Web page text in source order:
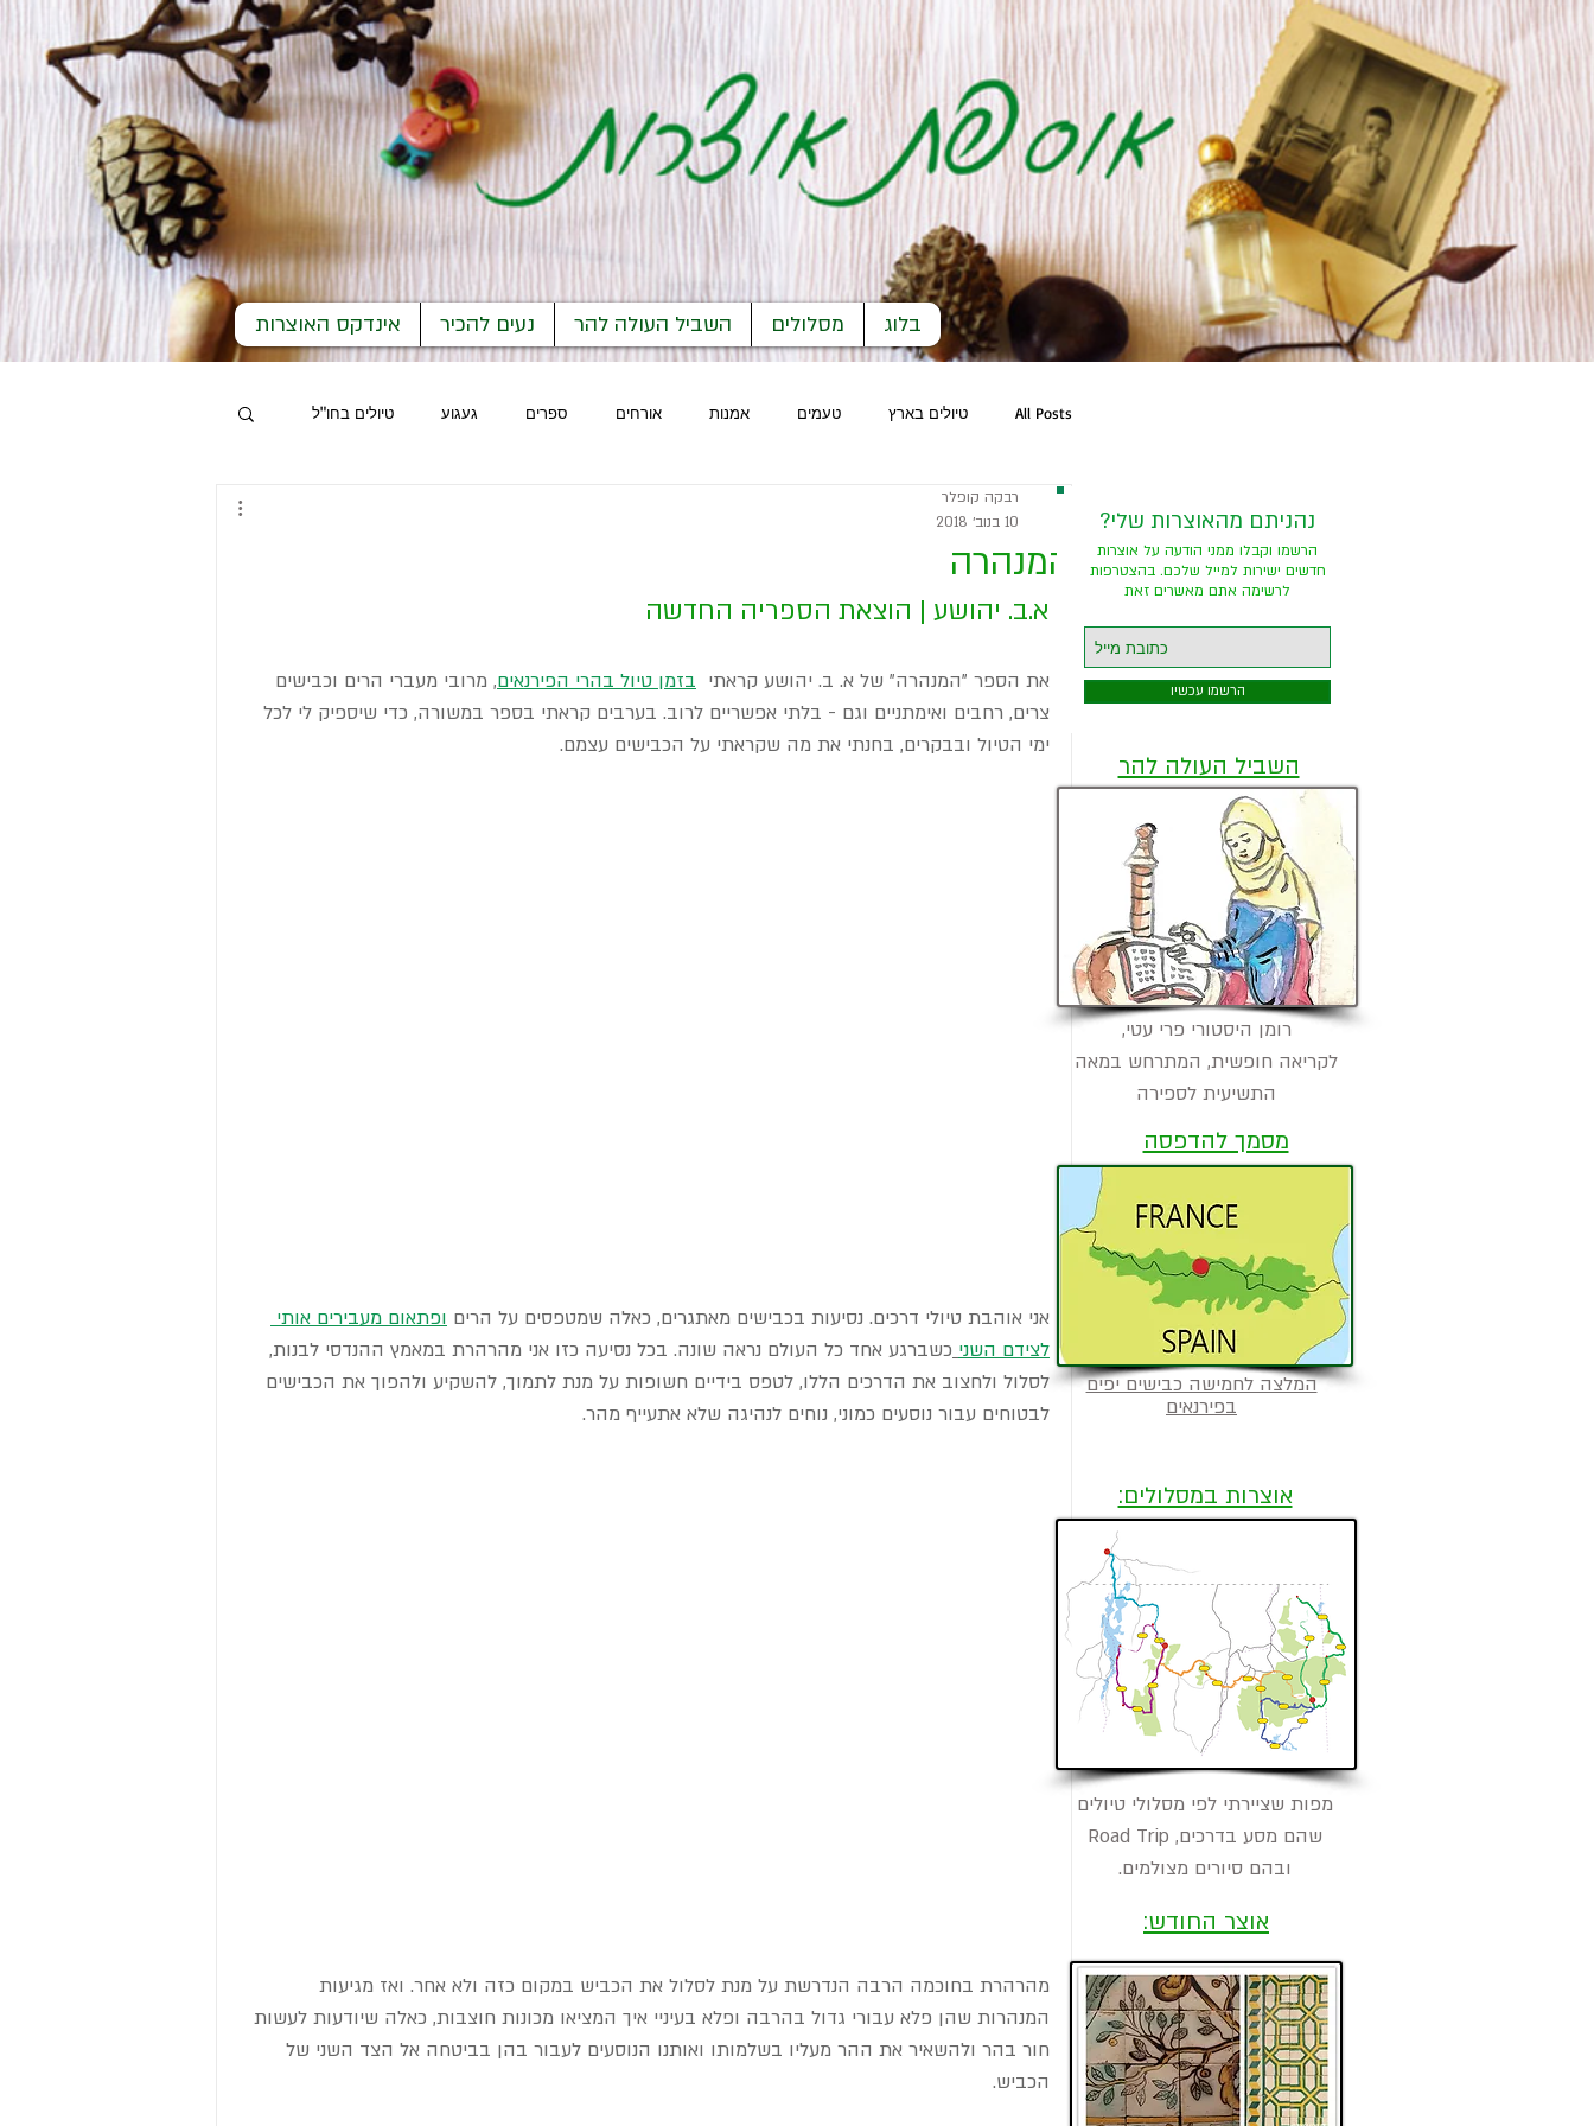
אינדקס האוצרות נעים להכיר השביל העולה להר מסלולים בלוג
All Posts טיולים בארץ טעמים אמנות אורחים ספרים געגוע טיולים בחו"ל
המנהרה
רבקה קופלר
10 בנוב׳ 2018
א.ב. יהושע | הוצאת הספריה החדשה
את הספר "המנהרה" של א. ב. יהושע קראתי בזמן טיול בהרי הפירנאים, מרובי מעברי הרים וכבישים
צרים, רחבים ואימתניים וגם - בלתי אפשריים לרוב. בערבים קראתי בספר במשורה, כדי שיספיק לי לכל
ימי הטיול ובבקרים, בחנתי את מה שקראתי על הכבישים עצמם.
אני אוהבת טיולי דרכים. נסיעות בכבישים מאתגרים, כאלה שמטפסים על הרים ופתאום מעבירים אותי
לצידם השני כשברגע אחד כל העולם נראה שונה. בכל נסיעה כזו אני מהרהרת במאמץ ההנדסי לבנות,
לסלול ולחצוב את הדרכים הללו, לטפס בידיים חשופות על מנת לתמוך, להשקיע ולהפוך את הכבישים
לבטוחים עבור נוסעים כמוני, נוחים לנהיגה שלא אתעייף מהר.
מהרהרת בחוכמה הרבה הנדרשת על מנת לסלול את הכביש במקום כזה ולא אחר. ואז מגיעות
המנהרות שהן פלא עבורי גדול בהרבה ופלא בעיניי איך המציאו מכונות חוצבות, כאלה שיודעות לעשות
חור בהר ולהשאיר את ההר מעליו בשלמותו ואותנו הנוסעים לעבור בהן בביטחה אל הצד השני של
הכביש.
?נהניתם מהאוצרות שלי
הרשמו וקבלו ממני הודעה על אוצרות
חדשים ישירות למייל שלכם. בהצטרפות
לרשימה אתם מאשרים זאת
הרשמו עכשיו
השביל העולה להר
רומן היסטורי פרי עטי,
לקריאה חופשית, המתרחש במאה
התשיעית לספירה
מסמך להדפסה
המלצה לחמישה כבישים יפים
בפירנאים
אוצרות במסלולים:
​מפות שציירתי לפי מסלולי טיולים
שהם מסע בדרכים, Road Trip
ובהם סיורים מצולמים.
אוצר החודש: